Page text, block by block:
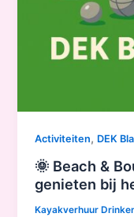
Activiteiten, DEK
🌞 Beach &
genieten bij
Kayakverhuur